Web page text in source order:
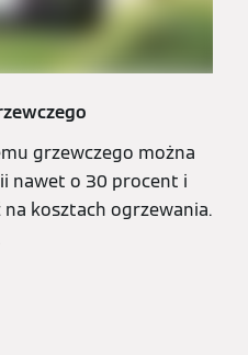
grzewczego można
nawet o 30 procent i
kosztach ogrzewania.